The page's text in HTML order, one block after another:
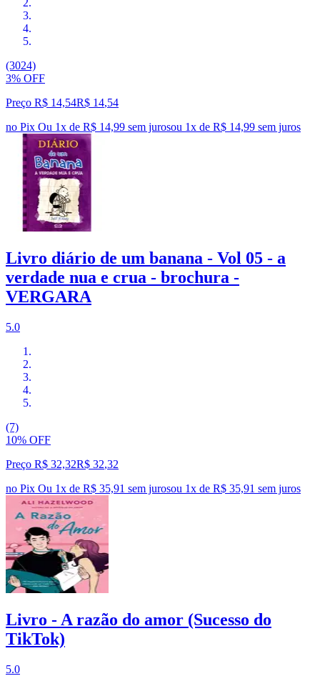
(3024)
3% OFF
Preço R$ 14,54R$ 14,54
no Pix Ou 1x de R$ 14,99 sem jurosou 1x de R$ 14,99 sem juros
Livro diário de um banana - Vol 05 - a
verdade nua e crua - brochura -
VERGARA
5.0
(7)
10% OFF
Preço R$ 32,32R$ 32,32
no Pix Ou 1x de R$ 35,91 sem jurosou 1x de R$ 35,91 sem juros
Livro - A razão do amor (Sucesso do
TikTok)
5.0